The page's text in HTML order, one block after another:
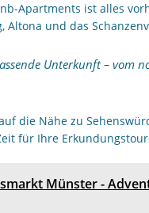
Apartments ist alles
Altona und das
Unterkunft – vom
die Nähe zu
für Ihre
Münster -